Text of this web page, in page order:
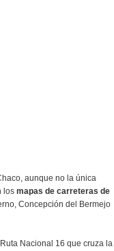
aunque no la única
los mapas de carreteras de
Concepción del Bermejo
Nacional 16 que cruza la